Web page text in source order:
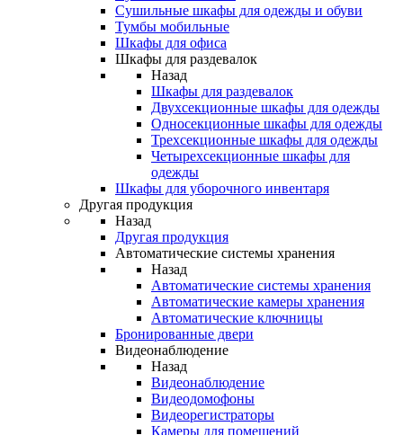
Сушильные шкафы для одежды и обуви
Тумбы мобильные
Шкафы для офиса
Шкафы для раздевалок
Назад
Шкафы для раздевалок
Двухсекционные шкафы для одежды
Односекционные шкафы для одежды
Трехсекционные шкафы для одежды
Четырехсекционные шкафы для
одежды
Шкафы для уборочного инвентаря
Другая продукция
Назад
Другая продукция
Автоматические системы хранения
Назад
Автоматические системы хранения
Автоматические камеры хранения
Автоматические ключницы
Бронированные двери
Видеонаблюдение
Назад
Видеонаблюдение
Видеодомофоны
Видеорегистраторы
Камеры для помещений